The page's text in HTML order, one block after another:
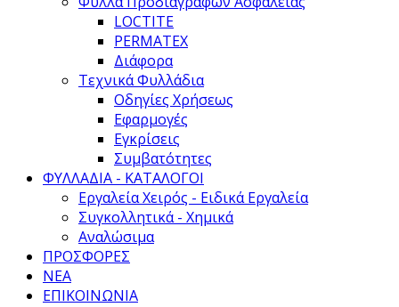
LOCTITE
PERMATEX
Διάφορα
Τεχνικά Φυλλάδια
Οδηγίες Χρήσεως
Εφαρμογές
Εγκρίσεις
Συμβατότητες
ΦΥΛΛΑΔΙΑ - ΚΑΤΑΛΟΓΟΙ
Εργαλεία Χειρός - Ειδικά Εργαλεία
Συγκολλητικά - Χημικά
Αναλώσιμα
ΠΡΟΣΦΟΡΕΣ
ΝΕΑ
ΕΠΙΚΟΙΝΩΝΙΑ